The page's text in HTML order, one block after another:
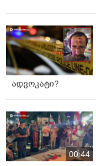
ადვოკატი?
00:44